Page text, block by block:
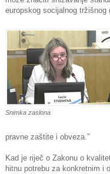
europskog socijalnog tržišnog
Snimka zaslona
pravne zaštite i obveza.”
Kad je riječ o Zakonu o
hitnu potrebu za konkretnim i